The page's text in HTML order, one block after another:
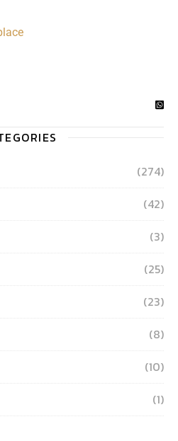
(274)
(42)
(3)
(25)
(23)
(8)
(10)
(1)